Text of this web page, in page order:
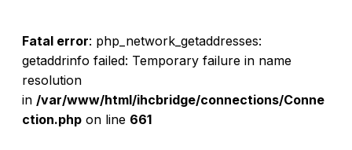
Fatal error: php_network_getaddresses:
getaddrinfo failed: Temporary failure in name
resolution
in /var/www/html/ihcbridge/connections/Conne
ction.php on line 661